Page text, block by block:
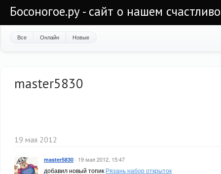
Босоногое.ру - сайт о нашем
Все Онлайн Новые
master5830
19 мая 2012
master5830 · 19 мая 2012, 15:47
добавил новый топик Рязань набор открыток